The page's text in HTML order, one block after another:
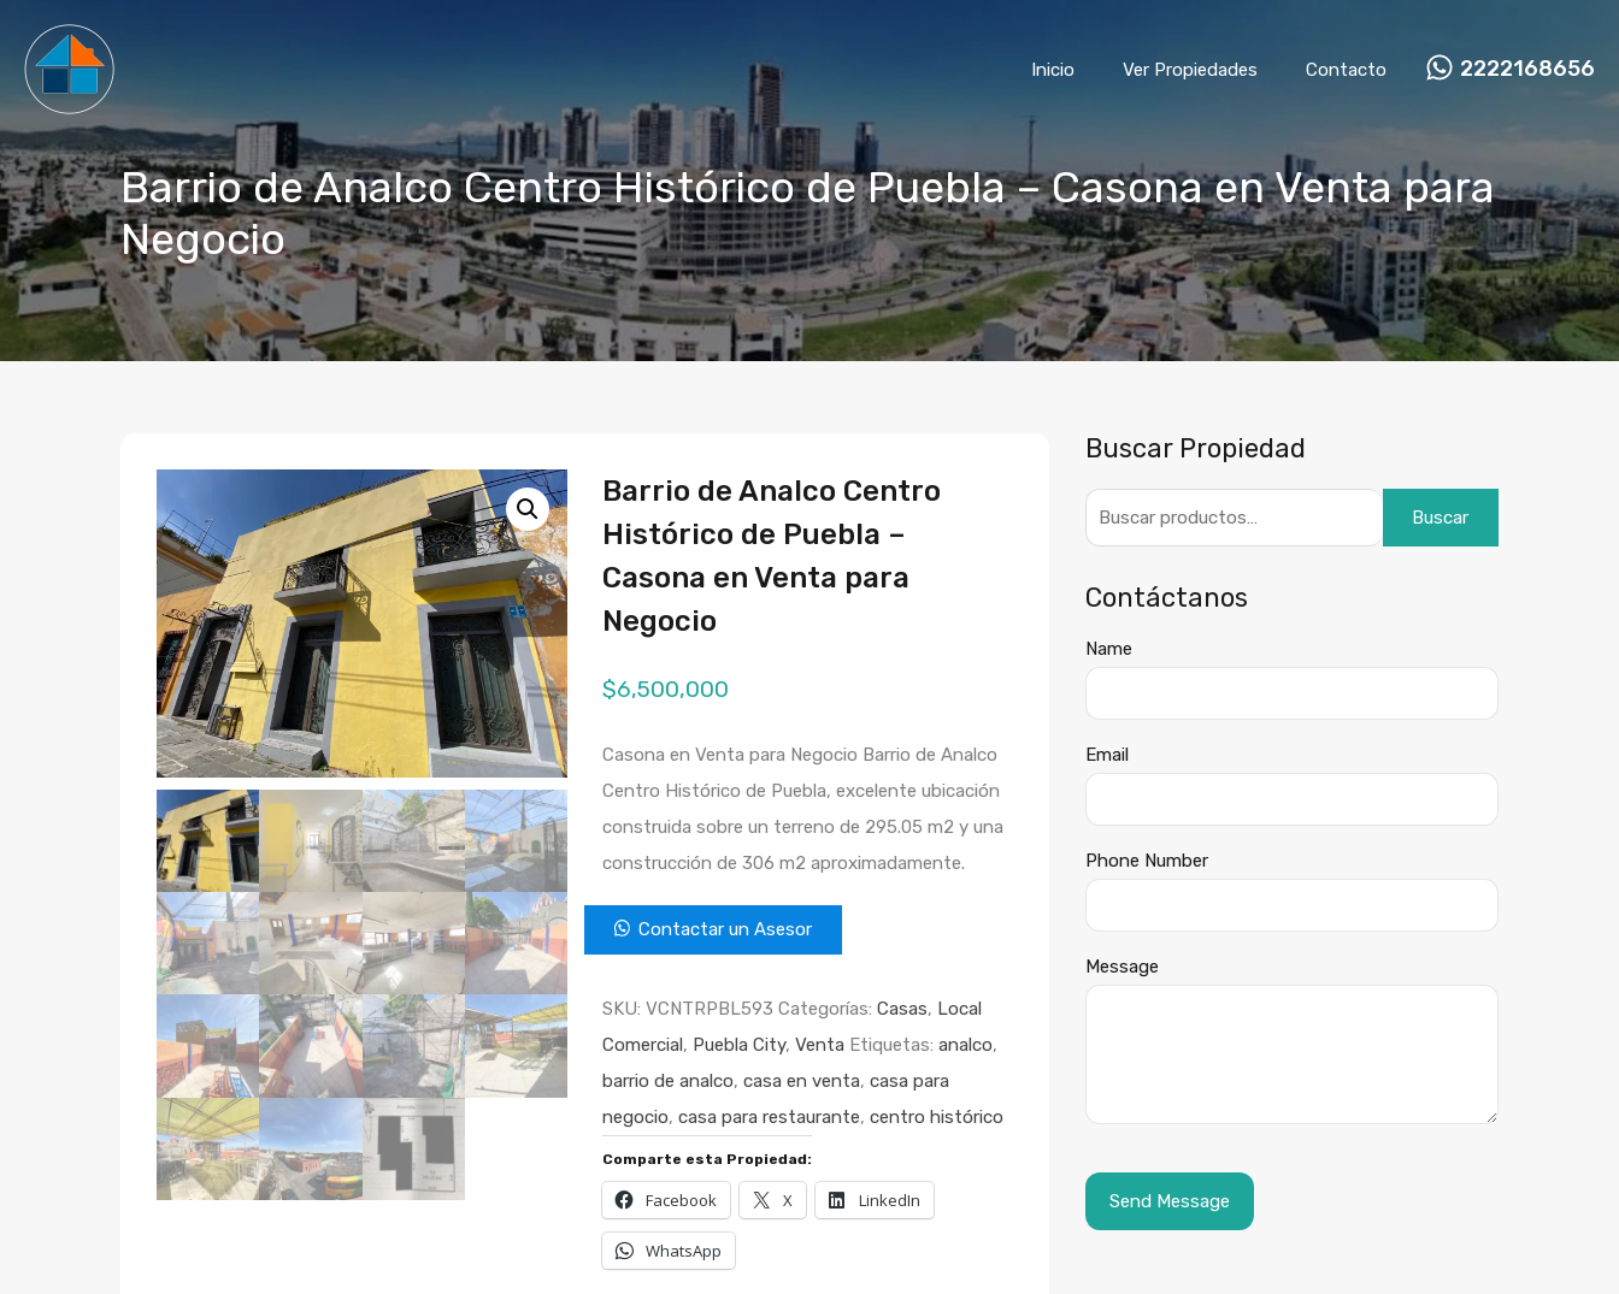
Inicio Ver Propiedades Contacto 2222168656
Barrio de Analco Centro Histórico de Puebla – Casona en Venta para
Negocio
Barrio de Analco Centro
Histórico de Puebla –
Casona en Venta para
Negocio
$6,500,000
Casona en Venta para Negocio Barrio de Analco
Centro Histórico de Puebla, excelente ubicación
construida sobre un terreno de 295.05 m2 y una
construcción de 306 m2 aproximadamente.
Contactar un Asesor
SKU: VCNTRPBL593 Categorías: Casas, Local
Comercial, Puebla City, Venta Etiquetas: analco,
barrio de analco, casa en venta, casa para
negocio, casa para restaurante, centro histórico
Comparte esta Propiedad:
Facebook X LinkedIn
WhatsApp
Buscar Propiedad
Buscar
Contáctanos
Name
Email
Phone Number
Message